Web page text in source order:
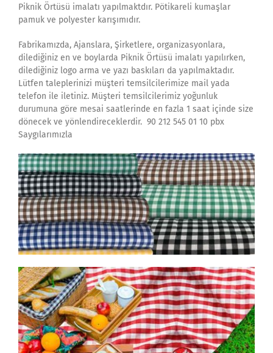
Piknik Örtüsü imalatı yapılmaktdır. Pötikareli kumaşlar
pamuk ve polyester karışımıdır.
Fabrikamızda, Ajanslara, Şirketlere, organizasyonlara,
dilediğiniz en ve boylarda Piknik Örtüsü imalatı yapılırken,
dilediğiniz logo arma ve yazı baskıları da yapılmaktadır.
Lütfen taleplerinizi müşteri temsilcilerimize mail yada
telefon ile iletiniz. Müşteri temsilcilerimiz yoğunluk
durumuna göre mesai saatlerinde en fazla 1 saat içinde size
dönecek ve yönlendireceklerdir. 90 212 545 01 10 pbx
Saygılarımızla